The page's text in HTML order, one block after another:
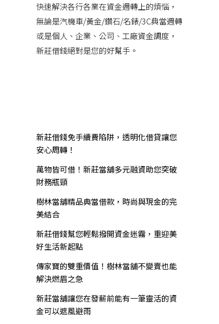
快速解決各行各業在資金週轉上的煩惱，
無論是汽機車/黃金/鑽石/名錶/3C典當週轉
或是個人、企業、公司、工廠資金調度，
新莊借錢絕對是您的好幫手。
新莊借錢免手續費陷阱，透明化借貸讓您
安心周轉！
萬物皆可借！新莊當舖多元融資助您突破
財務瓶頸
樹林當舖精品典當借款，時尚與現金的完
美結合
新莊借錢幫您輕鬆撥開資金迷霧，重迎美
好生活新起點
傳家寶的雙重價值！樹林當舖不變賣也能
解決燃眉之急
新莊當舖讓您在發薪前能有一筆靈活的資
金可以遮風避雨